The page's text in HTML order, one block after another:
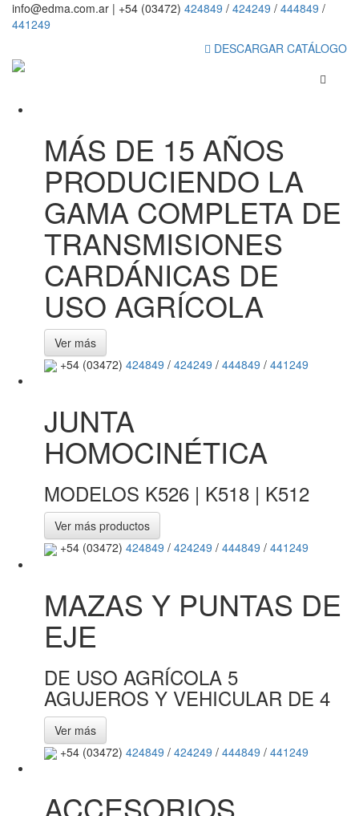
info@edma.com.ar | +54 (03472) 424849 / 424249 / 444849 /
441249
DESCARGAR CATÁLOGO
MÁS DE 15 AÑOS
PRODUCIENDO LA
GAMA COMPLETA DE
TRANSMISIONES
CARDÁNICAS DE
USO AGRÍCOLA
Ver más
+54 (03472) 424849 / 424249 / 444849 / 441249
JUNTA
HOMOCINÉTICA
MODELOS K526 | K518 | K512
Ver más productos
+54 (03472) 424849 / 424249 / 444849 / 441249
MAZAS Y PUNTAS DE
EJE
DE USO AGRÍCOLA 5
AGUJEROS Y VEHICULAR DE 4
Ver más
+54 (03472) 424849 / 424249 / 444849 / 441249
ACCESORIOS